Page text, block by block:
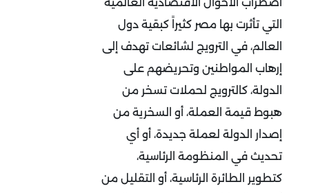
اضطراب الأحوال الاقتصادية العالمية
التي تأثرت بها مصر كثيراً كبقية دول
العالم، في الترويج لشائعات تهدف إلى
إرهاب المواطنين وتحريضهم على
الدولة، كالترويج لحملات تسخر من
هبوط قيمة العملة، أو السخرية من
إصدار الدولة لعملة جديدة، أو أي
تحديث في المنظومة الرئاسية،
كتطوير الطائرة الرئاسية، أو التقليل من